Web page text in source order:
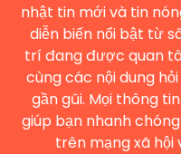
nhật tin mới và tin
diễn biến nổi bật từ
trí đang được quan
cùng các nội dung
gần gũi. Mọi thông
giúp bạn nhanh
trên mạng xã hội